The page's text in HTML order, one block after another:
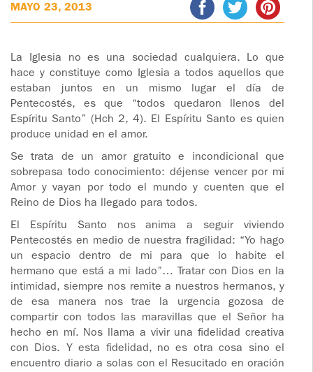
TOV
TOV NIÑOS
CURSO
MATRIMONIAL
ENCUENTRO DE
EXPERIENCIA DE
DIOS
CHARLAS Y
JORNADAS DE
EVANGELIZACIÓN
CÍRCULOS DE
ORACIÓN Y VIDA
ORBEGOZO
OFM CAP.
HOMENAJE
PADRE
IGNACIO
LARRAÑAGA
PADRE
IGNACIO
LARRAÑAGA
LIBROS
VIDEOS
MAYO 23, 2013
La Iglesia no es una sociedad cualquiera. Lo que
hace y constituye como Iglesia a todos aquellos que
estaban juntos en un mismo lugar el día de
Pentecostés, es que “todos quedaron llenos del
Espíritu Santo” (Hch 2, 4). El Espíritu Santo es quien
produce unidad en el amor.
Se trata de un amor gratuito e incondicional que
sobrepasa todo conocimiento: déjense vencer por mi
Amor y vayan por todo el mundo y cuenten que el
Reino de Dios ha llegado para todos.
El Espíritu Santo nos anima a seguir viviendo
Pentecostés en medio de nuestra fragilidad: “Yo hago
un espacio dentro de mi para que lo habite el
hermano que está a mi lado”… Tratar con Dios en la
intimidad, siempre nos remite a nuestros hermanos, y
de esa manera nos trae la urgencia gozosa de
compartir con todos las maravillas que el Señor ha
hecho en mí. Nos llama a vivir una fidelidad creativa
con Dios. Y esta fidelidad, no es otra cosa sino el
encuentro diario a solas con el Resucitado en oración